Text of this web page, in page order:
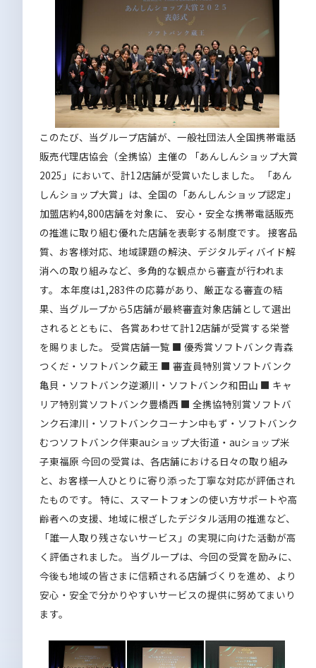
このたび、当グループ店舗が、一般社団法人全国携帯電話
販売代理店協会（全携協）主催の 「あんしんショップ大賞
2025」において、計12店舗が受賞いたしました。
「あん
しんショップ大賞」は、全国の「あんしんショップ認定」
加盟店約4,800店舗を対象に、 安心・安全な携帯電話販売
の推進に取り組む優れた店舗を表彰する制度です。 接客品
質、お客様対応、地域課題の解決、デジタルディバイド解
消への取り組みなど、多角的な観点から審査が行われま
す。 本年度は1,283件の応募があり、厳正なる審査の結
果、当グループから5店舗が最終審査対象店舗として選出
されるとともに、 各賞あわせて計12店舗が受賞する栄誉
を賜りました。
受賞店舗一覧 ■ 優秀賞ソフトバンク青森
つくだ・ソフトバンク蔵王 ■ 審査員特別賞ソフトバンク
亀貝・ソフトバンク逆瀬川・ソフトバンク和田山 ■ キャ
リア特別賞ソフトバンク豊橋西 ■ 全携協特別賞ソフトバ
ンク石津川・ソフトバンクコーナン中もず・ソフトバンク
むつソフトバンク伴東auショップ大街道・auショップ米
子東福原 今回の受賞は、各店舗における日々の取り組み
と、お客様一人ひとりに寄り添った丁寧な対応が評価され
たものです。 特に、スマートフォンの使い方サポートや高
齢者への支援、地域に根ざしたデジタル活用の推進など、
「誰一人取り残さないサービス」の実現に向けた活動が高
く評価されました。
当グループは、今回の受賞を励みに、
今後も地域の皆さまに信頼される店舗づくりを進め、より
安心・安全で分かりやすいサービスの提供に努めてまいり
ます。